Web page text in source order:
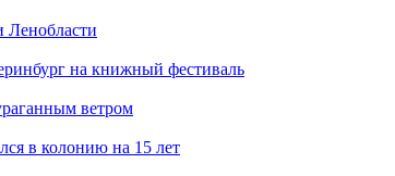
Ленобласти
на книжный фестиваль
ветром
в колонию на 15 лет